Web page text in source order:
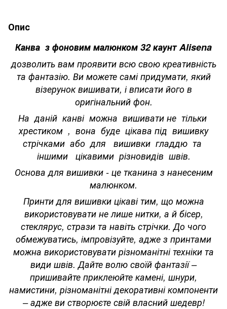
Опис
Канва з фоновим малюнком 32 каунт Alisena
дозволить вам проявити всю свою креативність
та фантазію. Ви можете самі придумати, який
візерунок вишивати, і вписати його в
оригінальний фон.
На даній канві можна вишивати не тільки
хрестиком , вона буде цікава під вишивку
стрічками або для вишивки гладдю та
іншими цікавими різновидів швів.
Основа для вишивки - це тканина з нанесеним
малюнком.
Принти для вишивки цікаві тим, що можна
використовувати не лише нитки, а й бісер,
стеклярус, стрази та навіть стрічки. До чого
обмежуватись, імпровізуйте, адже з принтами
можна використовувати різноманітні техніки та
види швів. Дайте волю своїй фантазії –
пришивайте приклеюйте камені, шнури,
намистини, різноманітні декоративні компоненти
– адже ви створюєте свій власний шедевр!